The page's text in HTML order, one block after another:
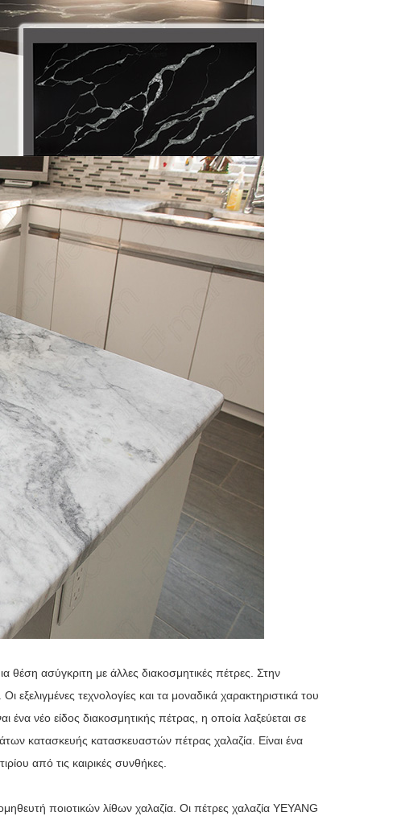
ασύγκριτη με άλλες διακοσμητικές πέτρες. Στην
εξελιγμένες τεχνολογίες και τα μοναδικά χαρακτηριστικά του
ένα νέο είδος διακοσμητικής πέτρας, η οποία λαξεύεται σε
κατασκευής κατασκευαστών πέτρας χαλαζία. Είναι ένα
από τις καιρικές συνθήκες.
ποιοτικών λίθων χαλαζία. Οι πέτρες χαλαζία YEYANG